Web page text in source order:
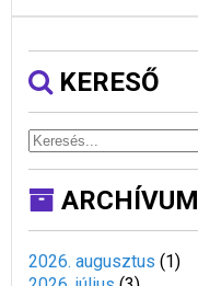
KERESŐ
ARCHÍVUM
2026. augusztus (1)